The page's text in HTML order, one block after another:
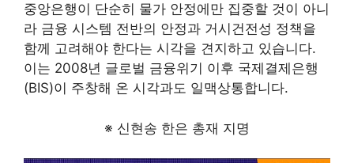
중앙은행이 단순히 물가 안정에만 집중할 것이 아니
라 금융 시스템 전반의 안정과 거시건전성 정책을
함께 고려해야 한다는 시각을 견지하고 있습니다.
이는 2008년 글로벌 금융위기 이후 국제결제은행
(BIS)이 주창해 온 시각과도 일맥상통합니다.
※ 신현송 한은 총재 지명